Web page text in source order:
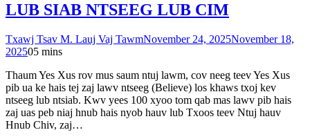
LUB SIAB NTSEEG LUB CIM
Txawj Tsav M. Lauj Vaj TawmNovember 24, 2025November 18,
202505 mins
Thaum Yes Xus rov mus saum ntuj lawm, cov neeg teev Yes Xus
pib ua ke hais tej zaj lawv ntseeg (Believe) los khaws txoj kev
ntseeg lub ntsiab. Kwv yees 100 xyoo tom qab mas lawv pib hais
zaj uas peb niaj hnub hais nyob hauv lub Txoos teev Ntuj hauv
Hnub Chiv, zaj…